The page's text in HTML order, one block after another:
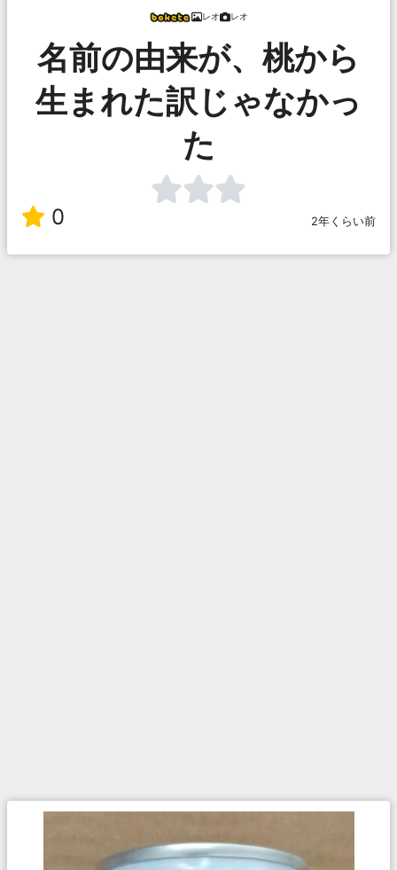
レオ レオ
名前の由来が、桃から
生まれた訳じゃなかっ
た
0 2年くらい前